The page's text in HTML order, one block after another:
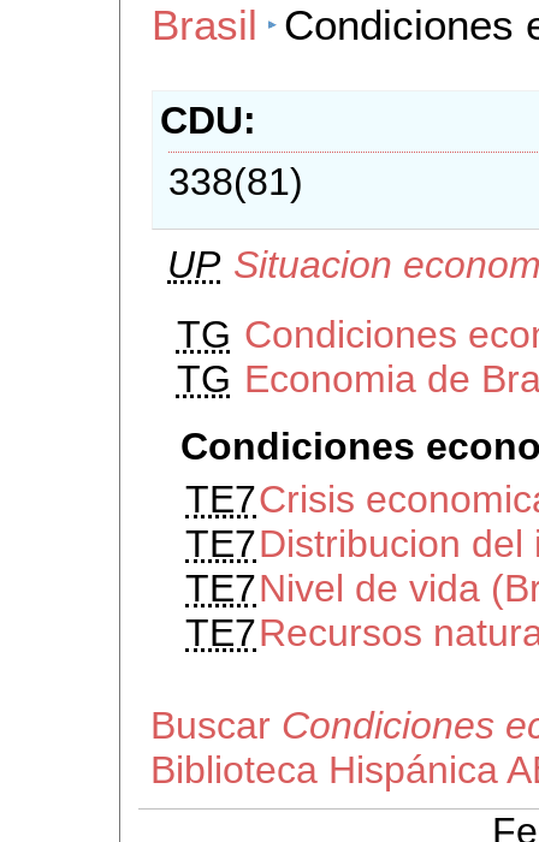
Brasil
Condiciones
CDU
338(81)
UP Situacion
TG Condiciones
TG Economia de
Condiciones
TE7Crisis
TE7Distribucion
TE7Nivel de vida
TE7Recursos
Buscar Condiciones
Biblioteca Hispánica